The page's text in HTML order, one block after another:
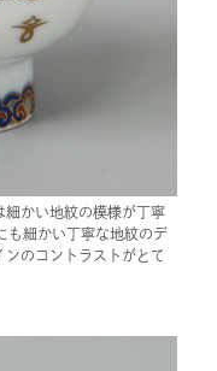
細かい地紋の模様が丁寧
も細かい丁寧な地紋のデ
のコントラストがとて